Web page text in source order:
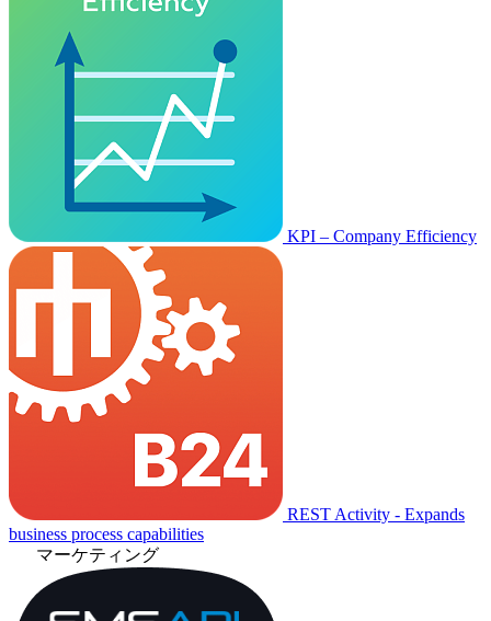
KPI – Company Efficiency
REST Activity - Expands
business process capabilities
マーケティング